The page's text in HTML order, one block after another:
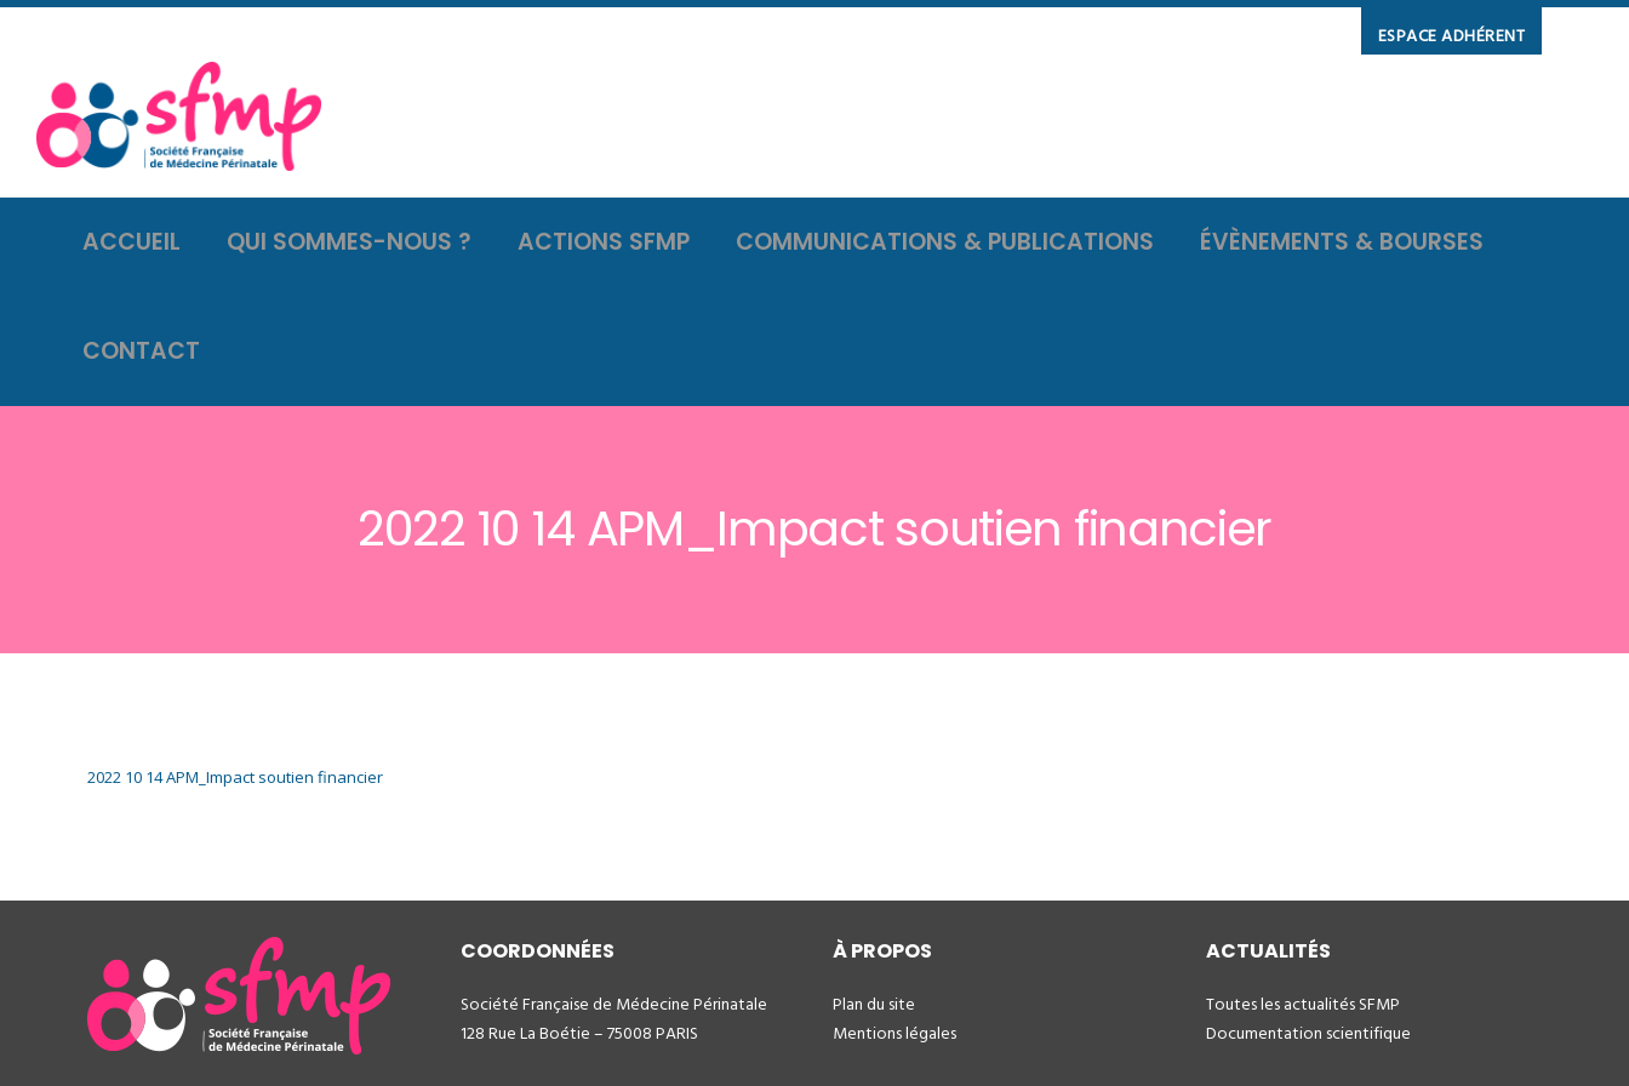
ESPACE ADHÉRENT
ACCUEIL QUI SOMMES-NOUS ? ACTIONS SFMP COMMUNICATIONS & PUBLICATIONS ÉVÈNEMENTS & BOURSES
CONTACT
2022 10 14 APM_Impact soutien financier
2022 10 14 APM_Impact soutien financier
COORDONNÉES
Société Française de Médecine Périnatale
128 Rue La Boétie – 75008 PARIS
À PROPOS
Plan du site
Mentions légales
ACTUALITÉS
Toutes les actualités SFMP
Documentation scientifique